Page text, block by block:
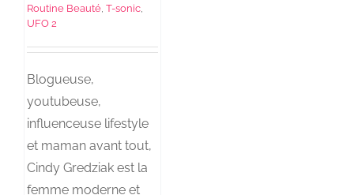
Routine Beauté ,T-sonic
UFO 2
Blogueuse,
youtubeuse,
influenceuse lifestyle
et maman avant tout,
Cindy Gredziak est la
femme moderne et